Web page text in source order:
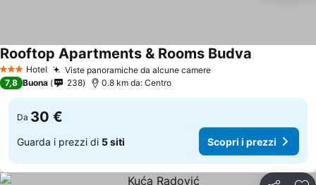
3 StelleHotel Viste panoramiche da alcune camere
Rooftop Apartments & Rooms Budva
7,8 Buona 238 0.8 km da: Centro
Da 30 €
Guarda i prezzi di 5 siti Scopri i prezzi